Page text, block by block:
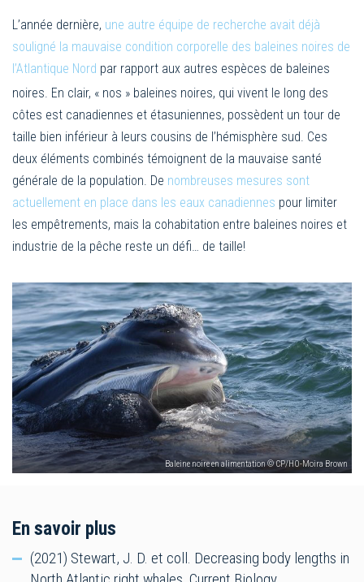
L’année dernière, une autre équipe de recherche avait déjà
souligné la mauvaise condition corporelle des baleines noires de
l’Atlantique Nord par rapport aux autres espèces de baleines
noires. En clair, « nos » baleines noires, qui vivent le long des
côtes est canadiennes et étasuniennes, possèdent un tour de
taille bien inférieur à leurs cousins de l’hémisphère sud. Ces
deux éléments combinés témoignent de la mauvaise santé
générale de la population. De nombreuses mesures sont
actuellement en place dans les eaux canadiennes pour limiter
les empêtrements, mais la cohabitation entre baleines noires et
industrie de la pêche reste un défi… de taille!
Baleine noire en alimentation © CP/HO-Moira Brown
En savoir plus
(2021) Stewart, J. D. et coll. Decreasing body lengths in